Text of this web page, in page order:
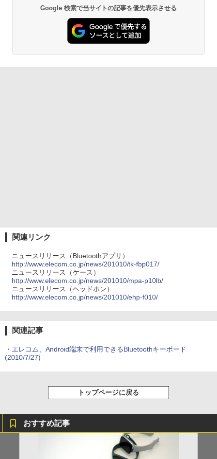
Google 検索で当サイトの記事を優先表示させる
関連リンク
ニュースリリース（Bluetoothアプリ）
http://www.elecom.co.jp/news/201010/tk-fbp017/
ニュースリリース（ケース）
http://www.elecom.co.jp/news/201010/mpa-p10lb/
ニュースリリース（ヘッドホン）
http://www.elecom.co.jp/news/201010/ehp-f010/
関連記事
・ エレコム、Android端末で利用できるBluetoothキーボード
(2010/7/27)
トップページに戻る
おすすめ記事